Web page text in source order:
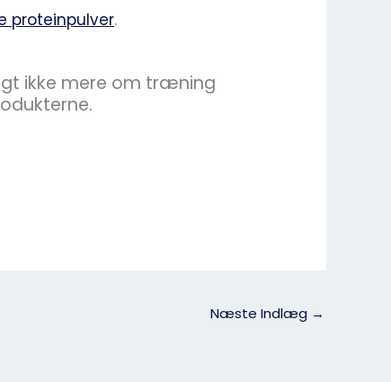
proteinpulver.
ikke mere om træning
Næste Indlæg →